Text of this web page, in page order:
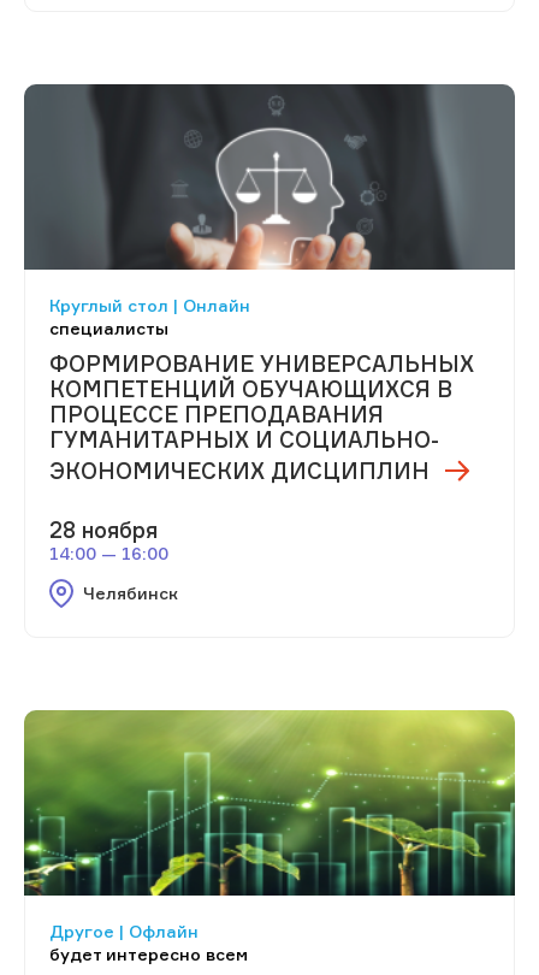
Круглый стол | Онлайн
специалисты
ФОРМИРОВАНИЕ УНИВЕРСАЛЬНЫХ
КОМПЕТЕНЦИЙ ОБУЧАЮЩИХСЯ В
ПРОЦЕССЕ ПРЕПОДАВАНИЯ
ГУМАНИТАРНЫХ И СОЦИАЛЬНО-
ЭКОНОМИЧЕСКИХ ДИСЦИПЛИН
28 ноября
14:00 — 16:00
Челябинск
Другое | Офлайн
будет интересно всем